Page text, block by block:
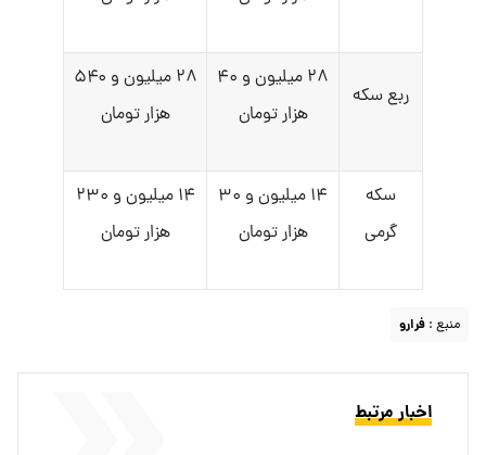
ربع سکه
۲۸ میلیون و ۴۰
هزار تومان
۲۸ میلیون و ۵۴۰
هزار تومان
سکه
گرمی
۱۴ میلیون و ۳۰
هزار تومان
۱۴ میلیون و ۲۳۰
هزار تومان
منبع : فرارو
اخبار مرتبط